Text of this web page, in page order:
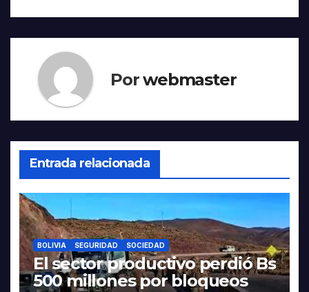
Porwebmaster
Entrada relacionada
BOLIVIA SEGURIDAD SOCIEDAD
El sector productivo perdió Bs
500 millones por bloqueos